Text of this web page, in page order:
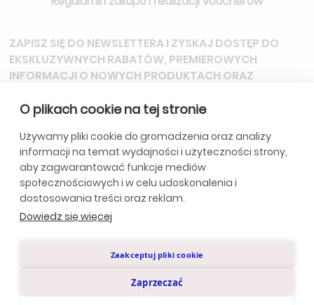
O plikach cookie na tej stronie
Używamy pliki cookie do gromadzenia oraz analizy
informacji na temat wydajności i użyteczności strony,
aby zagwarantować funkcje mediów
społecznościowych i w celu udoskonalenia i
dostosowania treści oraz reklam.
Dowiedz się więcej
Zaakceptuj pliki cookie
Zaprzeczać
ZAPISZ SIĘ DO NEWSLETTERAI ZYSKAJ DOSTĘP DO
EKSKLUZYWNYCH RABATÓW, PREMIEROWYCH
INFORMACJI O NOWYCH PRODUKTACH ORAZ
*Subskrybując, wyrażasz zgodę na otrzymywanie aktualizacji od
naszej firmy. Szczegóły wPolitycę Prywatności.
Design by
Polityka Prywatności